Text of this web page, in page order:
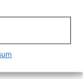
Sea-Watch 5: